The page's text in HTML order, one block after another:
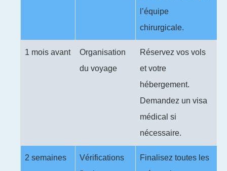
l’équipe
chirurgicale.
1 mois avant
Organisation
du voyage
Réservez vos vols
et votre
hébergement.
Demandez un visa
médical si
nécessaire.
2 semaines
Vérifications
Finalisez toutes les